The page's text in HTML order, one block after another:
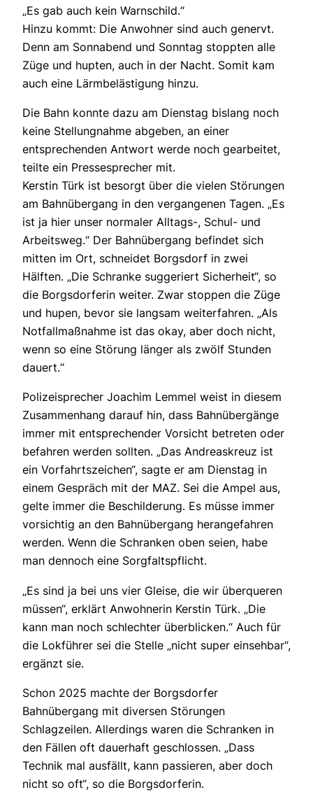
„Es gab auch kein Warnschild.“
Hinzu kommt: Die Anwohner sind auch genervt.
Denn am Sonnabend und Sonntag stoppten alle
Züge und hupten, auch in der Nacht. Somit kam
auch eine Lärmbelästigung hinzu.
Die Bahn konnte dazu am Dienstag bislang noch
keine Stellungnahme abgeben, an einer
entsprechenden Antwort werde noch gearbeitet,
teilte ein Pressesprecher mit.
Kerstin Türk ist besorgt über die vielen Störungen
am Bahnübergang in den vergangenen Tagen. „Es
ist ja hier unser normaler Alltags-, Schul- und
Arbeitsweg.“ Der Bahnübergang befindet sich
mitten im Ort, schneidet Borgsdorf in zwei
Hälften. „Die Schranke suggeriert Sicherheit“, so
die Borgsdorferin weiter. Zwar stoppen die Züge
und hupen, bevor sie langsam weiterfahren. „Als
Notfallmaßnahme ist das okay, aber doch nicht,
wenn so eine Störung länger als zwölf Stunden
dauert.“
Polizeisprecher Joachim Lemmel weist in diesem
Zusammenhang darauf hin, dass Bahnübergänge
immer mit entsprechender Vorsicht betreten oder
befahren werden sollten. „Das Andreaskreuz ist
ein Vorfahrtszeichen“, sagte er am Dienstag in
einem Gespräch mit der MAZ. Sei die Ampel aus,
gelte immer die Beschilderung. Es müsse immer
vorsichtig an den Bahnübergang herangefahren
werden. Wenn die Schranken oben seien, habe
man dennoch eine Sorgfaltspflicht.
„Es sind ja bei uns vier Gleise, die wir überqueren
müssen“, erklärt Anwohnerin Kerstin Türk. „Die
kann man noch schlechter überblicken.“ Auch für
die Lokführer sei die Stelle „nicht super einsehbar“,
ergänzt sie.
Schon 2025 machte der Borgsdorfer
Bahnübergang mit diversen Störungen
Schlagzeilen. Allerdings waren die Schranken in
den Fällen oft dauerhaft geschlossen. „Dass
Technik mal ausfällt, kann passieren, aber doch
nicht so oft“, so die Borgsdorferin.